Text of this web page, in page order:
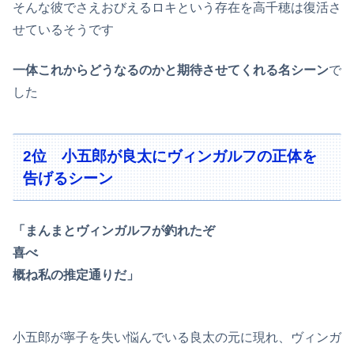
そんな彼でさえおびえるロキという存在を高千穂は復活さ
せているそうです
一体これからどうなるのかと期待させてくれる名シーンで
した
2位 小五郎が良太にヴィンガルフの正体を
告げるシーン
「まんまとヴィンガルフが釣れたぞ
喜べ
概ね私の推定通りだ」
小五郎が寧子を失い悩んでいる良太の元に現れ、ヴィンガ